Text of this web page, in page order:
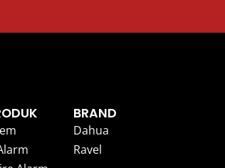
BRAND
Dahua
Ravel